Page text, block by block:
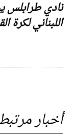
نادي طرابلس
اللبناني لكرة
أخبار